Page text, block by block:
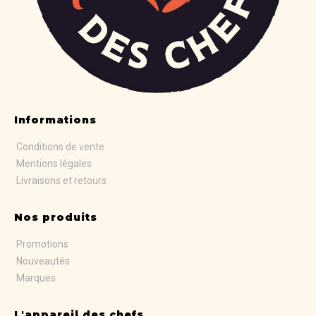
Informations
Conditions de vente
Mentions légales
Livraisons et retours
Nos produits
Promotions
Nouveautés
Marques